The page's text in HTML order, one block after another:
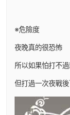
※危險度
夜晚真的很恐怖
所以如果怕打不
但打過一次夜戰